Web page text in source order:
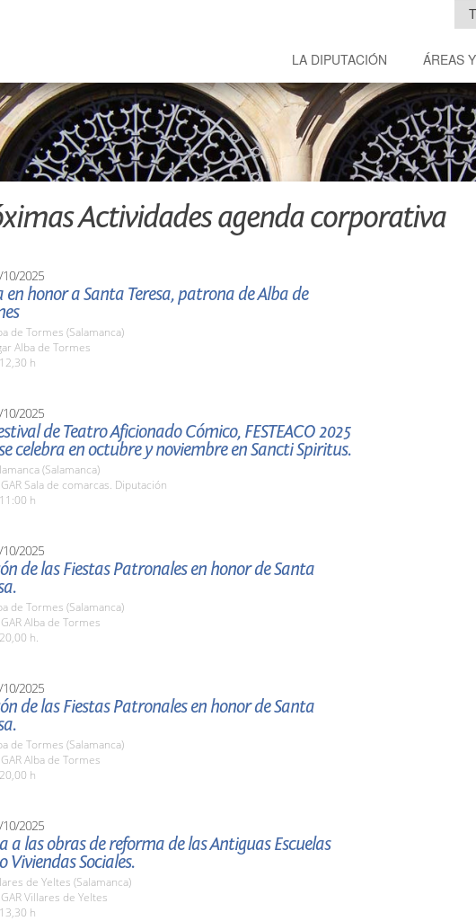
LA DIPUTACIÓN ÁREAS
Actividades agenda corporativa
10/2025
en honor a Santa Teresa, patrona de Alba de
de Tormes (Salamanca)
Alba de Tormes
h
10/2025
de Teatro Aficionado Cómico, FESTEACO 2025
celebra en octubre y noviembre en Sancti Spiritus.
(Salamanca)
Sala de comarcas. Diputación
h
10/2025
de las Fiestas Patronales en honor de Santa
de Tormes (Salamanca)
Alba de Tormes
h.
10/2025
de las Fiestas Patronales en honor de Santa
de Tormes (Salamanca)
Alba de Tormes
h
10/2025
a las obras de reforma de las Antiguas Escuelas
Viviendas Sociales.
de Yeltes (Salamanca)
Villares de Yeltes
h